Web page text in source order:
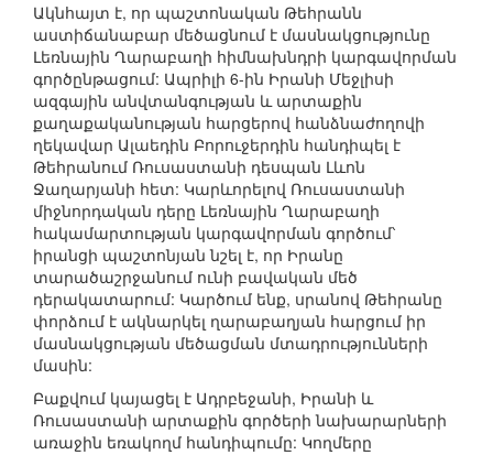
Ակնհայտ է, որ պաշտոնական Թեհրանն
աստիճանաբար մեծացնում է մասնակցությունը
Լեռնային Ղարաբաղի հիմնախնդրի կարգավորման
գործընթացում: Ապրիլի 6-ին Իրանի Մեջլիսի
ազգային անվտանգության և արտաքին
քաղաքականության հարցերով հանձնաժողովի
ղեկավար Ալաեդին Բորուջերդին հանդիպել է
Թեհրանում Ռուսաստանի դեսպան Լևոն
Ջաղարյանի հետ: Կարևորելով Ռուսաստանի
միջնորդական դերը Լեռնային Ղարաբաղի
հակամարտության կարգավորման գործում՝
իրանցի պաշտոնյան նշել է, որ Իրանը
տարածաշրջանում ունի բավական մեծ
դերակատարում: Կարծում ենք, սրանով Թեհրանը
փորձում է ակնարկել ղարաբաղյան հարցում իր
մասնակցության մեծացման մտադրությունների
մասին:
Բաքվում կայացել է Ադրբեջանի, Իրանի և
Ռուսաստանի արտաքին գործերի նախարարների
առաջին եռակողմ հանդիպումը: Կողմերը